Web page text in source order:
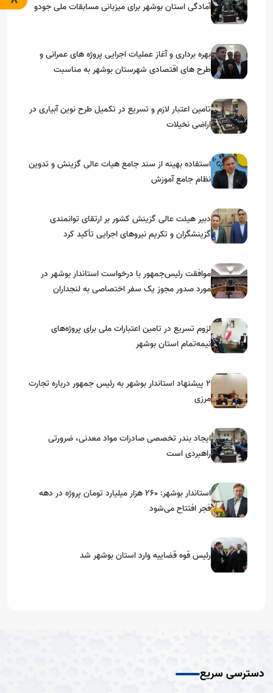
آمادگی استان بوشهر برای میزبانی مسابقات ملی جودو
بهره برداری و آغاز عملیات اجرایی پروژه های عمرانی و
طرح های اقتصادی شهرستان بوشهر به مناسبت
تامین اعتبار لازم و تسریع در تکمیل طرح نوین آبیاری در
اراضی نخیلات
استفاده بهینه از سند جامع هیات عالی گزینش و‌ تدوین
نظام جامع آموزش
دبیر هیئت عالی گزینش کشور بر ارتقای توانمندی
گزینشگران و تکریم نیروهای اجرایی تأکید کرد
موافقت رئیس‌جمهور با درخواست استاندار بوشهر در
مورد صدور مجوز یک سفر اختصاصی به لنجداران
لزوم تسریع در تامین اعتبارات ملی برای پروژه‌های
نیمه‌تمام استان بوشهر
۲ پیشنهاد استاندار بوشهر به رئیس جمهور درباره تجارت
مرزی
ایجاد بندر تخصصی صادرات مواد معدنی، ضرورتی
راهبردی است
استاندار بوشهر: ۲۶۰ هزار میلیارد تومان پروژه در دهه
فجر افتتاح می‌شود
رئیس قوه قضاییه وارد استان بوشهر شد
دسترسی سریع